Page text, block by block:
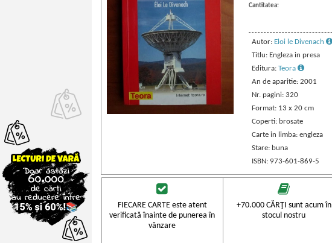
Cantitatea:
Autor: Eloi le Divenach
Titlu: Engleza in presa
Editura: Teora
An de aparitie: 2001
Nr. pagini: 320
Format: 13 x 20 cm
Coperti: brosate
Carte in limba: engleza
Stare: buna
ISBN: 973-601-869-5
FIECARE CARTE este atent
verificată înainte de punerea în
vânzare
+70.000 CĂRŢI sunt acum în
stocul nostru